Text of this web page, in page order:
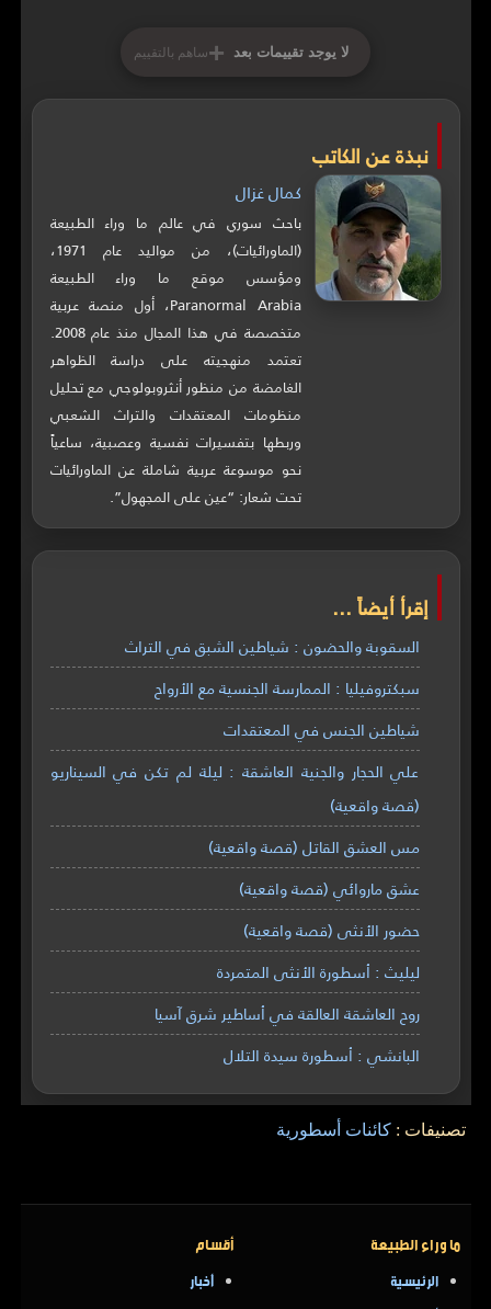
لا يوجد تقييمات بعد +ساهم بالتقييم
نبذة عن الكاتب
كمال غزال
باحث سوري في عالم ما وراء الطبيعة
(الماورائيات)، من مواليد عام 1971،
ومؤسس موقع ما وراء الطبيعة
Paranormal Arabia، أول منصة عربية
متخصصة في هذا المجال منذ عام 2008.
تعتمد منهجيته على دراسة الظواهر
الغامضة من منظور أنثروبولوجي مع تحليل
منظومات المعتقدات والتراث الشعبي
وربطها بتفسيرات نفسية وعصبية، ساعياً
نحو موسوعة عربية شاملة عن الماورائيات
تحت شعار: “عين على المجهول”.
إقرأ أيضاً ...
السقوبة والحضون : شياطين الشبق في التراث
سبكتروفيليا : الممارسة الجنسية مع الأرواح
شياطين الجنس في المعتقدات
علي الحجار والجنية العاشقة : ليلة لم تكن في السيناريو
(قصة واقعية)
مس العشق القاتل (قصة واقعية)
عشق ماروائي (قصة واقعية)
حضور الأنثى (قصة واقعية)
ليليث : أسطورة الأنثى المتمردة
روح العاشقة العالقة في أساطير شرق آسيا
البانشي : أسطورة سيدة التلال
تصنيفات :كائنات أسطورية
ما وراء الطبيعة
الرئيسية
أقسام
أخبار